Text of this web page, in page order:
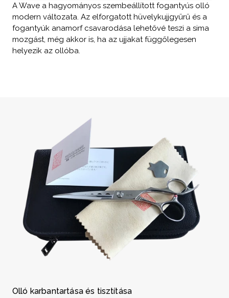
A Wave a hagyományos szembeállított fogantyús olló
modern változata. Az elforgatott hüvelykujjgyűrű és a
fogantyúk anamorf csavarodása lehetővé teszi a sima
mozgást, még akkor is, ha az ujjakat függőlegesen
helyezik az ollóba.
Olló karbantartása és tisztítása